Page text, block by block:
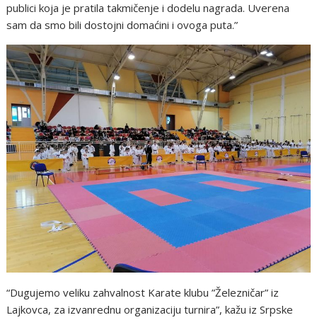
publici koja je pratila takmičenje i dodelu nagrada. Uverena
sam da smo bili dostojni domaćini i ovoga puta.”
“Dugujemo veliku zahvalnost Karate klubu ”Železničar” iz
Lajkovca, za izvanrednu organizaciju turnira”, kažu iz Srpske